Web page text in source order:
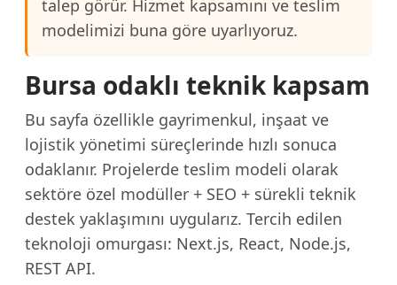
talep görür. Hizmet kapsamını ve teslim
modelimizi buna göre uyarlıyoruz.
Bursa odaklı teknik kapsam
Bu sayfa özellikle gayrimenkul, inşaat ve
lojistik yönetimi süreçlerinde hızlı sonuca
odaklanır. Projelerde teslim modeli olarak
sektöre özel modüller + SEO + sürekli teknik
destek yaklaşımını uygularız. Tercih edilen
teknoloji omurgası: Next.js, React, Node.js,
REST API.